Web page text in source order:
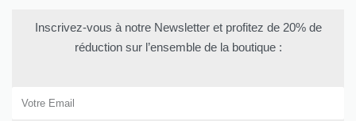
Inscrivez-vous à notre Newsletter et profitez de 20% de
réduction sur l’ensemble de la boutique :